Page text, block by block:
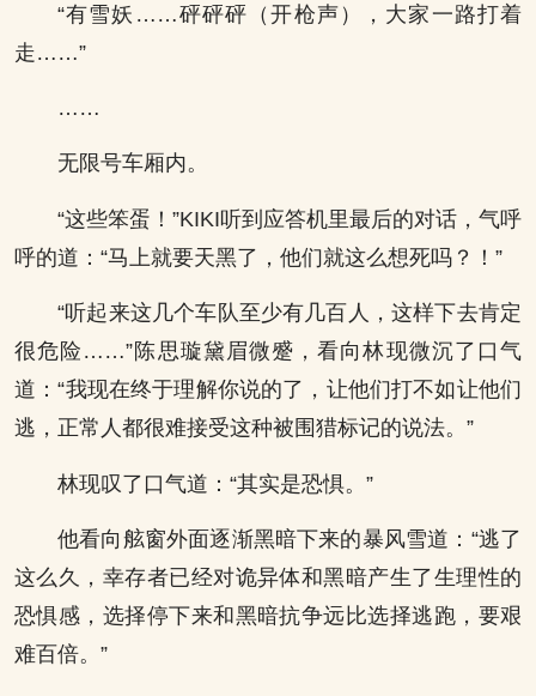
“有雪妖……砰砰砰（开枪声），大家一路打着
走……”
……
无限号车厢内。
“这些笨蛋！”KIKI听到应答机里最后的对话，气呼
呼的道：“马上就要天黑了，他们就这么想死吗？！”
“听起来这几个车队至少有几百人，这样下去肯定
很危险……”陈思璇黛眉微蹙，看向林现微沉了口气
道：“我现在终于理解你说的了，让他们打不如让他们
逃，正常人都很难接受这种被围猎标记的说法。”
林现叹了口气道：“其实是恐惧。”
他看向舷窗外面逐渐黑暗下来的暴风雪道：“逃了
这么久，幸存者已经对诡异体和黑暗产生了生理性的
恐惧感，选择停下来和黑暗抗争远比选择逃跑，要艰
难百倍。”